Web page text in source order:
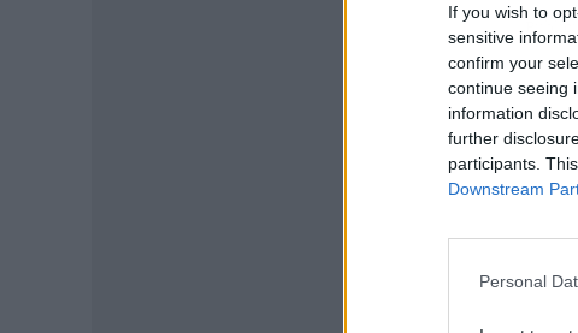
If you wish to
sensitive
confirm your
continue seeing
information
further
participants.
Downstream
Personal